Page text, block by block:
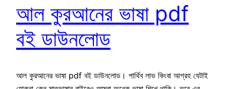
আল কুরআনের ভাষা pdf
বই ডাউনলোড
আল কুরআনের ভাষা pdf বই ডাউনলোড। পার্থিব লাভ কিংবা আগ্রহ যেটাই